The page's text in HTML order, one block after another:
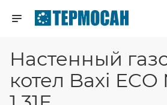
Настенный
котел Baxi ECO